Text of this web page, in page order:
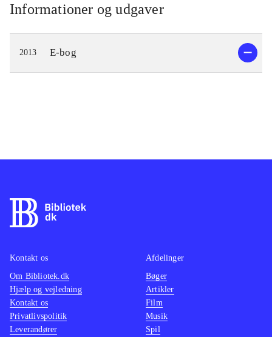
Informationer og udgaver
2013 E-bog
Kontakt os
Om Bibliotek.dk
Hjælp og vejledning
Kontakt os
Privatlivspolitik
Leverandører
Afdelinger
Bøger
Artikler
Film
Musik
Spil